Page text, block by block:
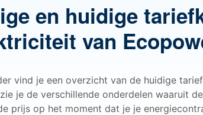
en huidige
van
vind je een overzicht van de huidige
je de verschillende onderdelen waaruit
prijs op het moment dat je je